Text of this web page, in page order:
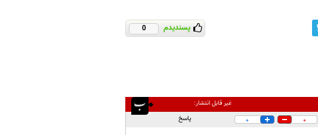
پسندیدم 0
غیر قابل انتشار:
0
0 پاسخ